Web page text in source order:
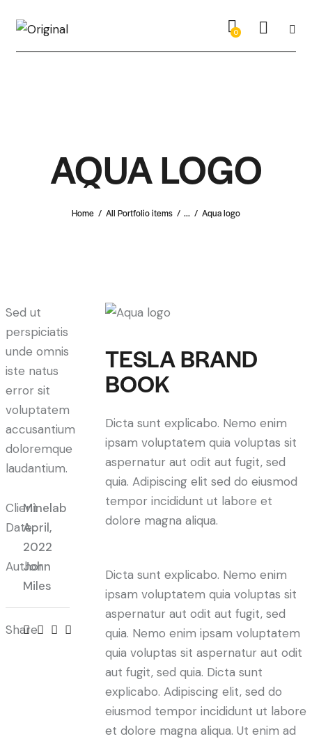
0
AQUA LOGO
Home All Portfolio items ... Aqua logo
Sed ut
perspiciatis
unde omnis
iste natus
error sit
voluptatem
accusantium
doloremque
laudantium.
ClientMinelab
DateApril,
2022
Author
John
Miles
Share
TESLA BRAND
BOOK
Dicta sunt explicabo. Nemo enim
ipsam voluptatem quia voluptas sit
aspernatur aut odit aut fugit, sed
quia. Adipiscing elit sed do eiusmod
tempor incididunt ut labore et
dolore magna aliqua.
Dicta sunt explicabo. Nemo enim
ipsam voluptatem quia voluptas sit
aspernatur aut odit aut fugit, sed
quia. Nemo enim ipsam voluptatem
quia voluptas sit aspernatur aut odit
aut fugit, sed quia. Dicta sunt
explicabo. Adipiscing elit, sed do
eiusmod tempor incididunt ut labore
et dolore magna aliqua. Ut enim ad